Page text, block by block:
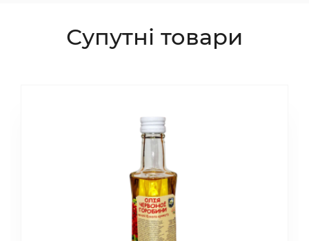
Супутні товари